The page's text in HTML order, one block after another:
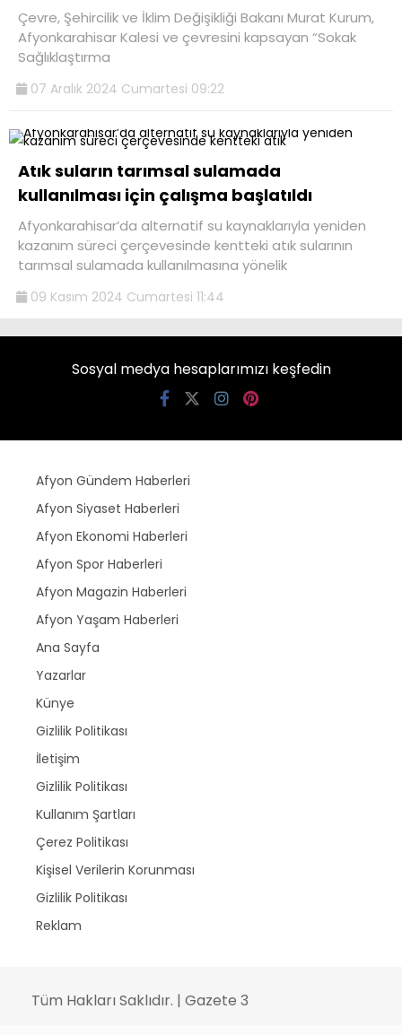
Çevre, Şehircilik ve İklim Değişikliği Bakanı Murat Kurum,
Afyonkarahisar Kalesi ve çevresini kapsayan “Sokak
Sağlıklaştırma
07 Aralık 2024 Cumartesi 09:22
Atık suların tarımsal sulamada
kullanılması için çalışma başlatıldı
Afyonkarahisar’da alternatif su kaynaklarıyla yeniden
kazanım süreci çerçevesinde kentteki atık sularının
tarımsal sulamada kullanılmasına yönelik
09 Kasım 2024 Cumartesi 11:44
Sosyal medya hesaplarımızı keşfedin
Afyon Gündem Haberleri
Afyon Siyaset Haberleri
Afyon Ekonomi Haberleri
Afyon Spor Haberleri
Afyon Magazin Haberleri
Afyon Yaşam Haberleri
Ana Sayfa
Yazarlar
Künye
Gizlilik Politikası
İletişim
Gizlilik Politikası
Kullanım Şartları
Çerez Politikası
Kişisel Verilerin Korunması
Gizlilik Politikası
Reklam
Tüm Hakları Saklıdır. | Gazete 3